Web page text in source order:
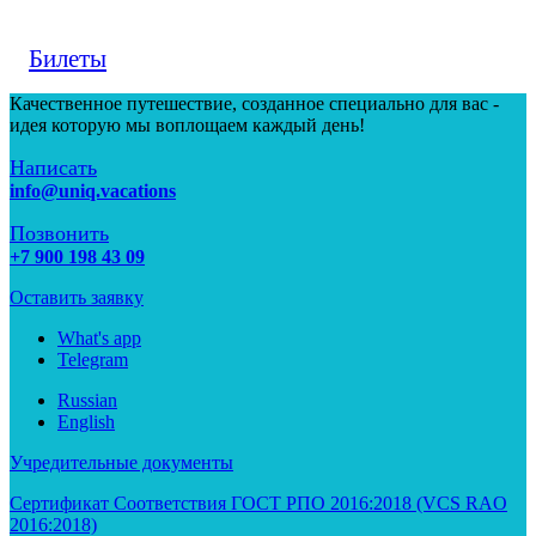
Билеты
Качественное путешествие, созданное специально для вас -
идея которую мы воплощаем каждый день!
Написать
info@uniq.vacations
Позвонить
+7 900 198 43 09
Оставить заявку
What's app
Telegram
Russian
English
Учредительные документы
Сертификат Соответствия ГОСТ РПО 2016:2018 (VCS RAO
2016:2018)